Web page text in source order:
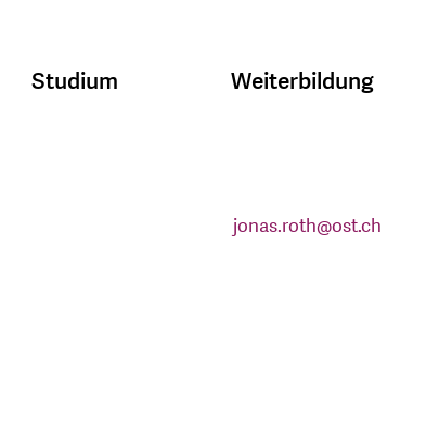
Studium Weiterbildung
jonas.roth@ost.ch